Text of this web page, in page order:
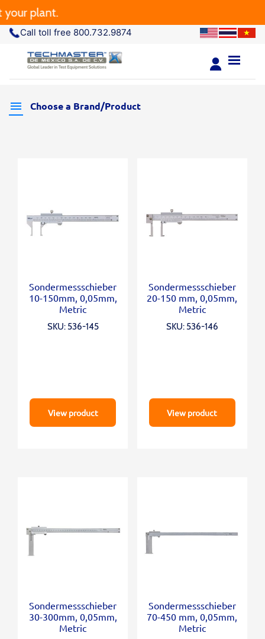
plant.
Call toll free 800.732.9874
Sondermessschieber
10-150mm, 0,05mm,
Metric
SKU: 536-145
View product
Sondermessschieber
20-150 mm, 0,05mm,
Metric
SKU: 536-146
View product
Sondermessschieber
30-300mm, 0,05mm,
Metric
Sondermessschieber
70-450 mm, 0,05mm,
Metric
Choose a Brand/Product